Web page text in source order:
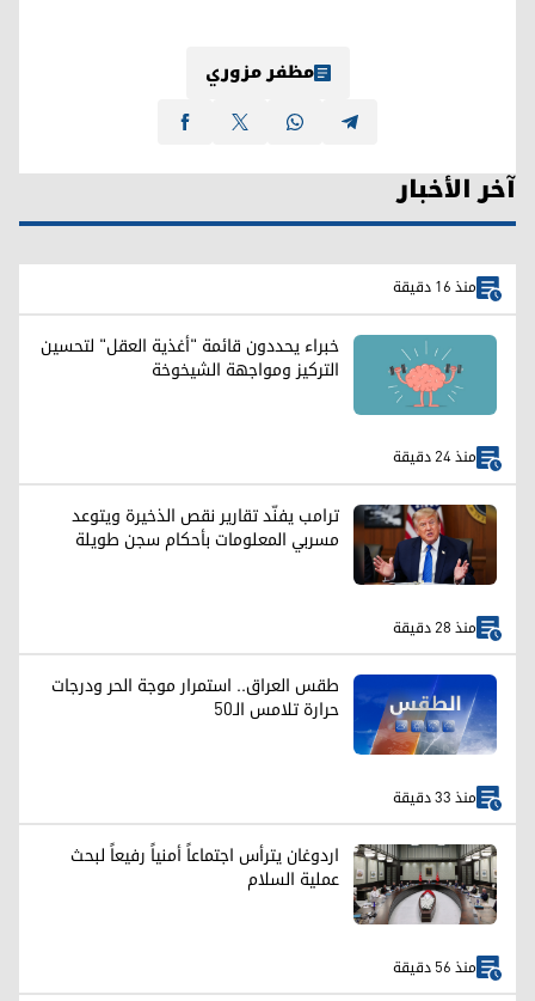
مظفر مزوري
آخر الأخبار
منذ 16 دقيقة
خبراء يحددون قائمة "أغذية العقل" لتحسين
التركيز ومواجهة الشيخوخة
منذ 24 دقيقة
ترامب يفنّد تقارير نقص الذخيرة ويتوعد
مسربي المعلومات بأحكام سجن طويلة
منذ 28 دقيقة
طقس العراق.. استمرار موجة الحر ودرجات
حرارة تلامس الـ50
منذ 33 دقيقة
اردوغان يترأس اجتماعاً أمنياً رفيعاً لبحث
عملية السلام
منذ 56 دقيقة